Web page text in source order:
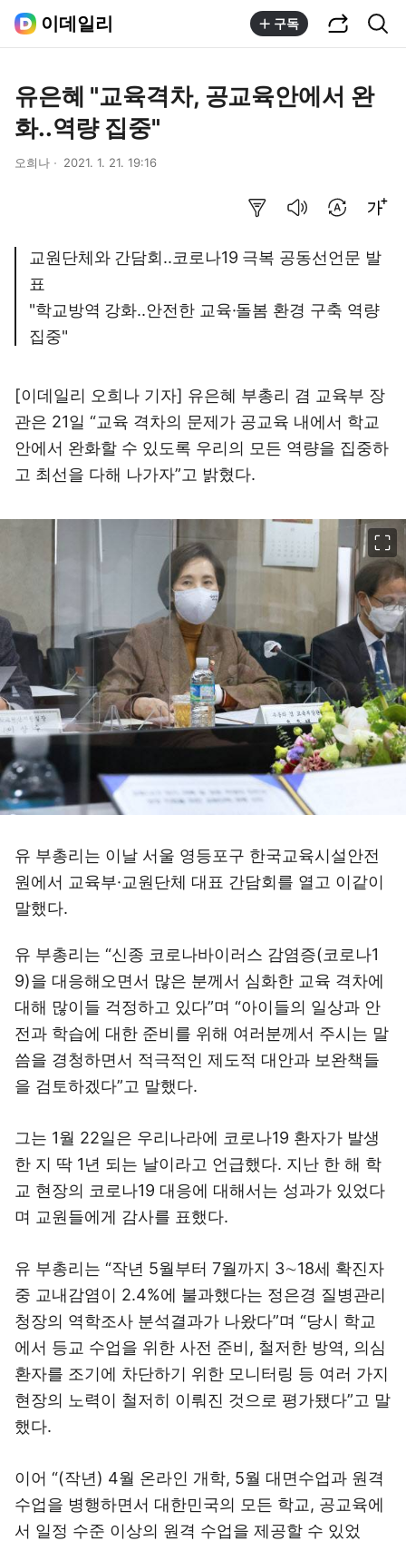
이데일리 구독
유은혜 "교육격차, 공교육안에서 완
화..역량 집중"
오희나 2021. 1. 21. 19:16
교원단체와 간담회..코로나19 극복 공동선언문 발
표
"학교방역 강화..안전한 교육·돌봄 환경 구축 역량
집중"
[이데일리 오희나 기자] 유은혜 부총리 겸 교육부 장
관은 21일 “교육 격차의 문제가 공교육 내에서 학교
안에서 완화할 수 있도록 우리의 모든 역량을 집중하
고 최선을 다해 나가자”고 밝혔다.
유 부총리는 이날 서울 영등포구 한국교육시설안전
원에서 교육부·교원단체 대표 간담회를 열고 이같이
말했다.
유 부총리는 “신종 코로나바이러스 감염증(코로나1
9)을 대응해오면서 많은 분께서 심화한 교육 격차에
대해 많이들 걱정하고 있다”며 “아이들의 일상과 안
전과 학습에 대한 준비를 위해 여러분께서 주시는 말
씀을 경청하면서 적극적인 제도적 대안과 보완책들
을 검토하겠다”고 말했다.
그는 1월 22일은 우리나라에 코로나19 환자가 발생
한 지 딱 1년 되는 날이라고 언급했다. 지난 한 해 학
교 현장의 코로나19 대응에 대해서는 성과가 있었다
며 교원들에게 감사를 표했다.
유 부총리는 “작년 5월부터 7월까지 3∼18세 확진자
중 교내감염이 2.4%에 불과했다는 정은경 질병관리
청장의 역학조사 분석결과가 나왔다”며 “당시 학교
에서 등교 수업을 위한 사전 준비, 철저한 방역, 의심
환자를 조기에 차단하기 위한 모니터링 등 여러 가지
현장의 노력이 철저히 이뤄진 것으로 평가됐다”고 말
했다.
이어 “(작년) 4월 온라인 개학, 5월 대면수업과 원격
수업을 병행하면서 대한민국의 모든 학교, 공교육에
서 일정 수준 이상의 원격 수업을 제공할 수 있었